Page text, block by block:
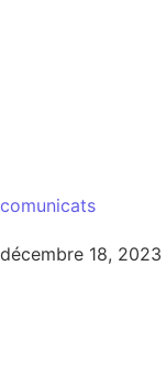
comunicats
décembre 18, 2023